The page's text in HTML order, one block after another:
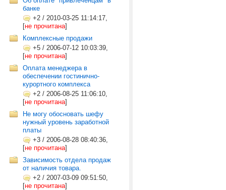
банке
+2 / 2010-03-25 11:14:17,
[не прочитана]
Комплексные продажи
+5 / 2006-07-12 10:03:39,
[не прочитана]
Оплата менеджера в
обеспечении гостинично-
курортного комплекса
+2 / 2006-08-25 11:06:10,
[не прочитана]
Не могу обосновать шефу
нужный уровень заработной
платы
+3 / 2006-08-28 08:40:36,
[не прочитана]
Зависимость отдела продаж
от наличия товара.
+2 / 2007-03-09 09:51:50,
[не прочитана]